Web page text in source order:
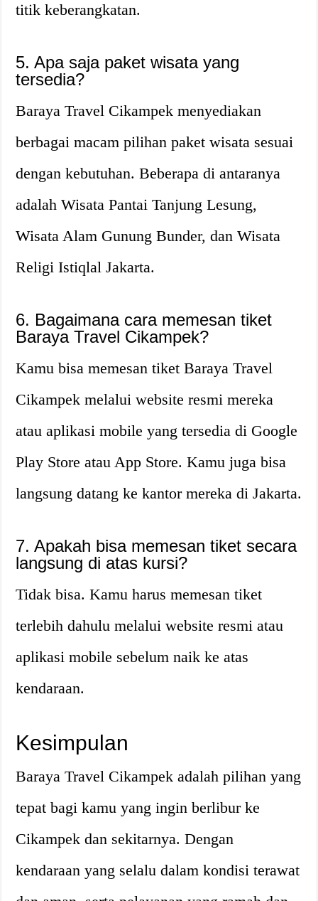
titik keberangkatan.
5. Apa saja paket wisata yang
tersedia?
Baraya Travel Cikampek menyediakan
berbagai macam pilihan paket wisata sesuai
dengan kebutuhan. Beberapa di antaranya
adalah Wisata Pantai Tanjung Lesung,
Wisata Alam Gunung Bunder, dan Wisata
Religi Istiqlal Jakarta.
6. Bagaimana cara memesan tiket
Baraya Travel Cikampek?
Kamu bisa memesan tiket Baraya Travel
Cikampek melalui website resmi mereka
atau aplikasi mobile yang tersedia di Google
Play Store atau App Store. Kamu juga bisa
langsung datang ke kantor mereka di Jakarta.
7. Apakah bisa memesan tiket secara
langsung di atas kursi?
Tidak bisa. Kamu harus memesan tiket
terlebih dahulu melalui website resmi atau
aplikasi mobile sebelum naik ke atas
kendaraan.
Kesimpulan
Baraya Travel Cikampek adalah pilihan yang
tepat bagi kamu yang ingin berlibur ke
Cikampek dan sekitarnya. Dengan
kendaraan yang selalu dalam kondisi terawat